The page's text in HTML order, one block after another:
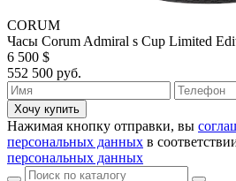
CORUM
Часы Corum Admiral s Cup Limited
6 500 $
552 500 руб.
Хочу купить
Нажимая кнопку отправки, вы
персональных данных в
персональных данных